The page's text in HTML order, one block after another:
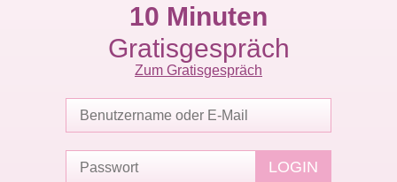
10 Minuten
Gratisgespräch
Zum Gratisgespräch